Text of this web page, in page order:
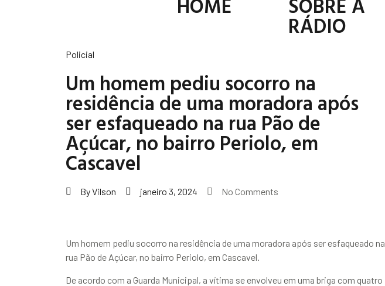
RÁDIO
Policial
Um homem pediu socorro na
residência de uma moradora após
ser esfaqueado na rua Pão de
Açúcar, no bairro Periolo, em
Cascavel
ByVilson janeiro 3, 2024 No Comments
Um homem pediu socorro na residência de uma moradora após ser esfaqueado na
rua Pão de Açúcar, no bairro Periolo, em Cascavel.
De acordo com a Guarda Municipal, a vítima se envolveu em uma briga com quatro